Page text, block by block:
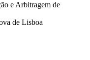
e Arbitragem de
de Lisboa